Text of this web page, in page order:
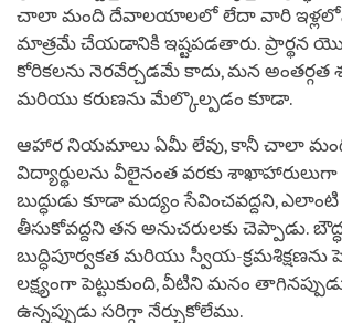
చాలా మంది దేవాలయాలలో లేదా వారి ఇళ్లలోని
మాత్రమే చేయడానికి ఇష్టపడతారు. ప్రార్థన
కోరికలను నెరవేర్చడమే కాదు, మన అంతర్గత
మరియు కరుణను మేల్కొల్పడం కూడా.
ఆహార నియమాలు ఏమీ లేవు, కానీ చాలా మంది
విద్యార్థులను వీలైనంత వరకు
బుద్ధుడు కూడా మద్యం సేవించవద్దని,
తీసుకోవద్దని తన అనుచరులకు చెప్పాడు. బౌద్ధ
బుద్ధిపూర్వకత మరియు స్వీయ-
లక్ష్యంగా పెట్టుకుంది, వీటిని మనం
ఉన్నప్పుడు సరిగ్గా నేర్చుకోలేము.